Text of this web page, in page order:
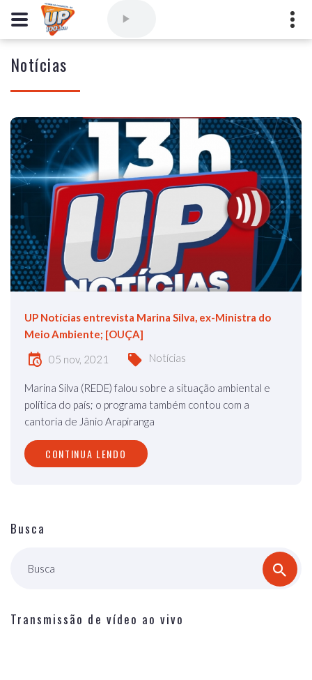
marioborim@radioupconquista.com.br
Notícias
UP Notícias entrevista Marina Silva, ex-Ministra do
Meio Ambiente; [OUÇA]
05 nov, 2021 Notícias
Marina Silva (REDE) falou sobre a situação ambiental e
política do país; o programa também contou com a
cantoria de Jânio Arapiranga
CONTINUA LENDO
Busca
Busca
Transmissão de vídeo ao vivo